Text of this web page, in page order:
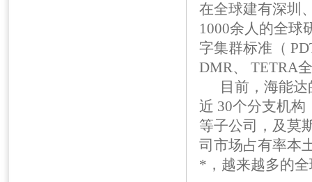
在全球建有深圳
1000余人的全球
字集群标准（
DMR、 TETRA
目前，海能达
近 30个分支机
等子公司，及莫
司市场占有率本
*，越来越多的